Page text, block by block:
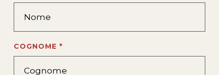
COGNOME *